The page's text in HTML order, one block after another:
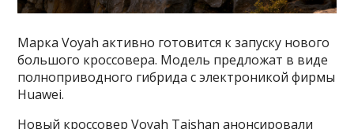
Марка Voyah активно готовится к запуску нового
большого кроссовера. Модель предложат в виде
полноприводного гибрида с электроникой фирмы
Huawei.
Новый кроссовер Voyah Taishan анонсировали